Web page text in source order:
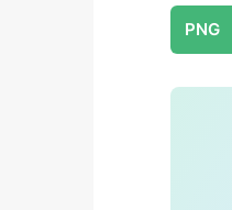
PNG